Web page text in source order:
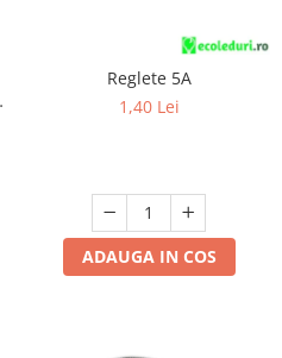
Reglete 5A
1,40 Lei
ADAUGA IN COS